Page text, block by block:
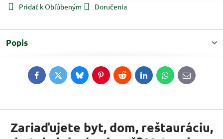
Pridať k Obľúbeným Doručenia
Popis
FacebookTwitterBlueskyPinterestRedditLinkedInWhatsApp
E-
mail
Zariaďujete byt, dom, reštauráciu,